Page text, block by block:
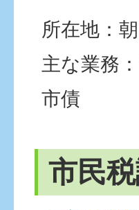
所在地：
主な業務
市債
市民